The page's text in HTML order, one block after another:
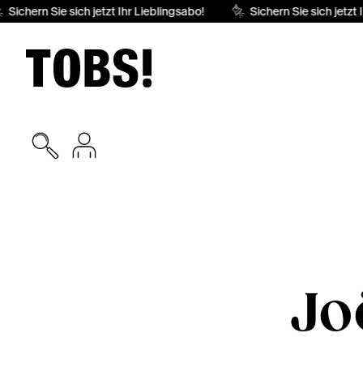
Sichern Sie sich jetzt Ihr Lieblingsabo! Sichern Sie sich jetzt